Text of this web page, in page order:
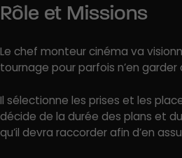
Rôle et Missions
Le chef monteur cinéma va
tournage pour parfois n’en garder
Il sélectionne les prises et les
décide de la durée des plans et
qu’il devra raccorder afin d’en